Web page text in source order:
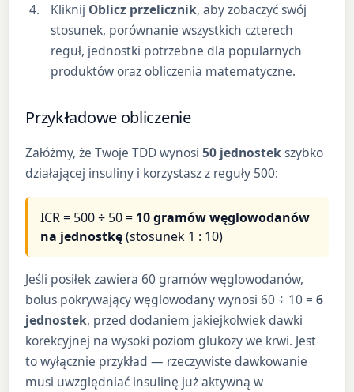
Kliknij Oblicz przelicznik, aby zobaczyć swój
stosunek, porównanie wszystkich czterech
reguł, jednostki potrzebne dla popularnych
produktów oraz obliczenia matematyczne.
Przykładowe obliczenie
Załóżmy, że Twoje TDD wynosi50 jednostekszybko
działającej insuliny i korzystasz z reguły 500:
ICR = 500 ÷ 50 = 10 gramów węglowodanów
na jednostkę(stosunek 1 : 10)
Jeśli posiłek zawiera 60 gramów węglowodanów,
bolus pokrywający węglowodany wynosi 60 ÷ 10 =6
jednostek, przed dodaniem jakiejkolwiek dawki
korekcyjnej na wysoki poziom glukozy we krwi. Jest
to wyłącznie przykład — rzeczywiste dawkowanie
musi uwzględniać insulinę już aktywną w